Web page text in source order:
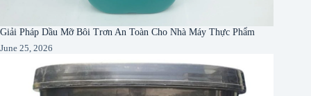
Giải Pháp Dầu Mỡ Bôi Trơn An Toàn Cho Nhà Máy Thực Phẩm
June 25, 2026